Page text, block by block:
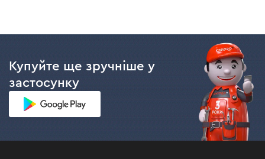
Купуйте ще зручніше у
застосунку